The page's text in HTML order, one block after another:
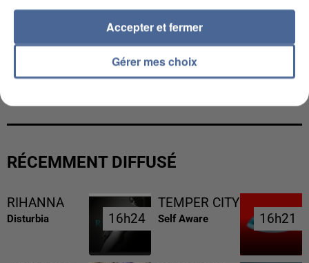
L’UN DES FONDATEURS SUPPOSÉS DE LA DZ
RÉCEMMENT DIFFUSÉ
RIHANNA
Disturbia 16h24
16h24
TEMPER CITY
Self Aware 16h21
16h21
Gérer mes choix
Accepter et fermer